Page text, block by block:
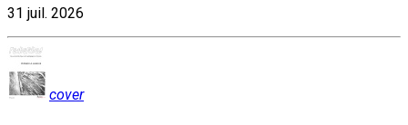
31 juil. 2026
cover